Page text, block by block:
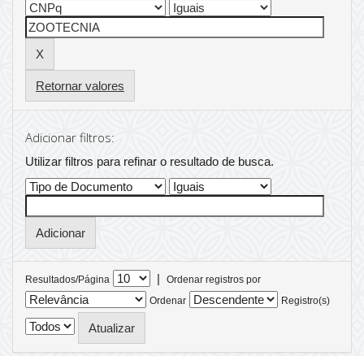
Retornar valores
Adicionar filtros:
Utilizar filtros para refinar o resultado de busca.
Resultados/Página |
Ordenar registros por
Ordenar
Registro(s)